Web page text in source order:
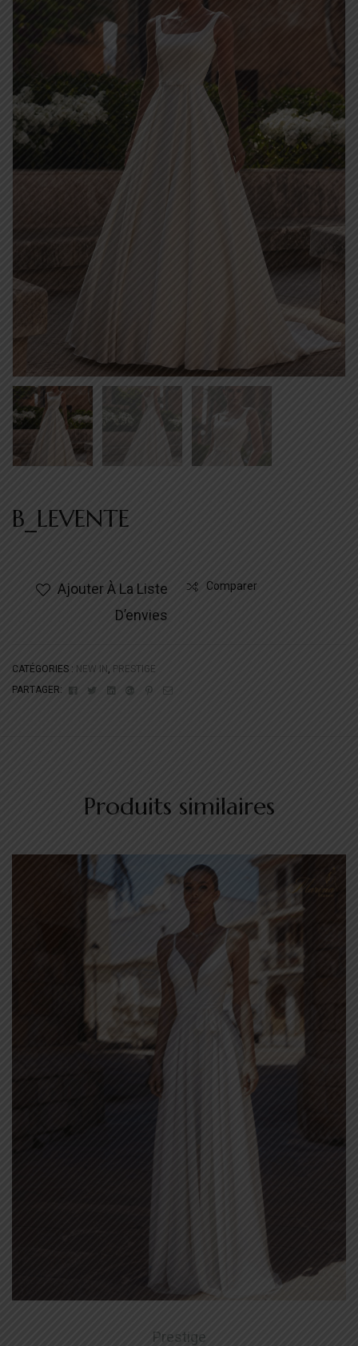
B_LEVENTE
Ajouter À La Liste
D’envies
Comparer
CATÉGORIES : NEW IN , PRESTIGE
PARTAGER:
FacebookTwitterLinkedinGoogle+Pinterest
Email
Produits similaires
Prestige